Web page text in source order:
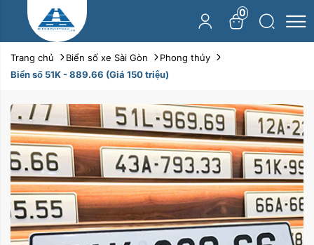
0
Trang chủ Biển số xe Sài Gòn
Phong thủy
Biển số 51K - 889.66 (Giá 150 triệu)